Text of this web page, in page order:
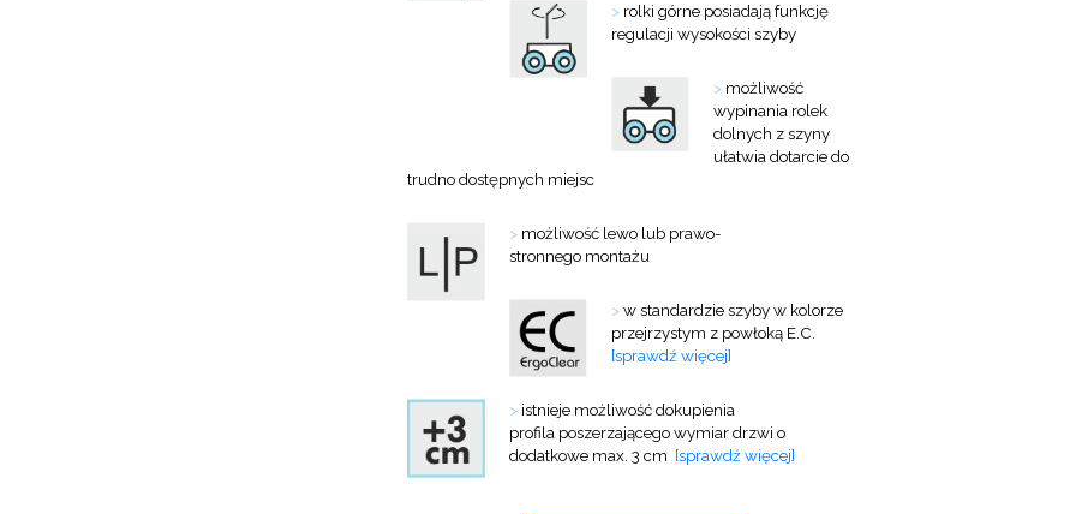
> rolki górne posiadają funkcję
regulacji wysokości szyby
> możliwość
wypinania rolek
dolnych z szyny
ułatwia dotarcie do
trudno dostępnych miejsc
> możliwość lewo lub prawo-
stronnego montażu
>w standardzie szyby w kolorze
przejrzystym z powłoką E.C.
[sprawdź więcej]
> istnieje możliwość dokupienia
profila poszerzającego wymiar drzwi o
dodatkowe max. 3 cm [sprawdź więcej]